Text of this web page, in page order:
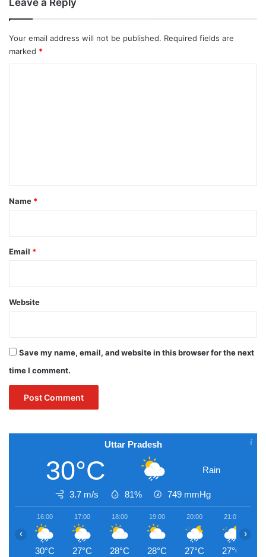
Leave a Reply
Your email address will not be published. Required fields are
marked *
*
Name *
Email *
Website
Save my name, email, and website in this browser for the next
time I comment.
Uttar Pradesh
30°C Rain
3.7 m/s 81% 749 mmHg
16:00
30°C
17:00
27°C
18:00
28°C
19:00
28°C
20:00
27°C
21:00
27°C
‹ ›